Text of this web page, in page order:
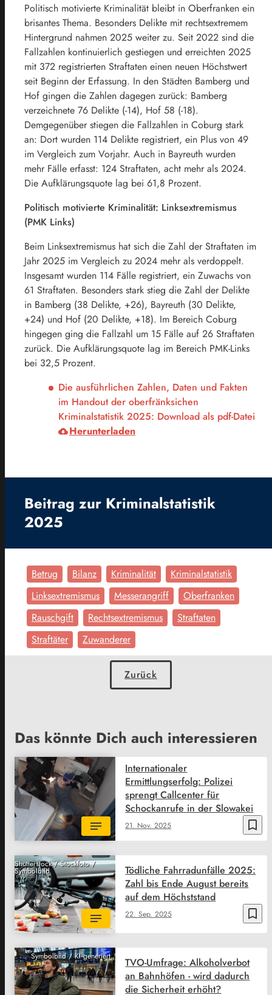
Politisch motivierte Kriminalität bleibt in Oberfranken ein
brisantes Thema. Besonders Delikte mit rechtsextremem
Hintergrund nahmen 2025 weiter zu. Seit 2022 sind die
Fallzahlen kontinuierlich gestiegen und erreichten 2025
mit 372 registrierten Straftaten einen neuen Höchstwert
seit Beginn der Erfassung. In den Städten Bamberg und
Hof gingen die Zahlen dagegen zurück: Bamberg
verzeichnete 76 Delikte (-14), Hof 58 (-18).
Demgegenüber stiegen die Fallzahlen in Coburg stark
an: Dort wurden 114 Delikte registriert, ein Plus von 49
im Vergleich zum Vorjahr. Auch in Bayreuth wurden
mehr Fälle erfasst: 124 Straftaten, acht mehr als 2024.
Die Aufklärungsquote lag bei 61,8 Prozent.
Politisch motivierte Kriminalität: Linksextremismus
(PMK Links)
Beim Linksextremismus hat sich die Zahl der Straftaten im
Jahr 2025 im Vergleich zu 2024 mehr als verdoppelt.
Insgesamt wurden 114 Fälle registriert, ein Zuwachs von
61 Straftaten. Besonders stark stieg die Zahl der Delikte
in Bamberg (38 Delikte, +26), Bayreuth (30 Delikte,
+24) und Hof (20 Delikte, +18). Im Bereich Coburg
hingegen ging die Fallzahl um 15 Fälle auf 26 Straftaten
zurück. Die Aufklärungsquote lag im Bereich PMK-Links
bei 32,5 Prozent.
Die ausführlichen Zahlen, Daten und Fakten
im Handout der oberfränksichen
Kriminalstatistik 2025: Download als pdf-Datei
Herunterladen
Beitrag zur Kriminalstatistik
2025
Betrug Bilanz Kriminalität
Kriminalstatistik
Linksextremismus
Messerangriff
Oberfranken
Rauschgift
Rechtsextremismus
Straftaten
Straftäter
Zuwanderer
Zurück
Das könnte Dich auch interessieren
bookmark_border
21. Nov. 2025
Internationaler
Ermittlungserfolg: Polizei
sprengt Callcenter für
Schockanrufe in der Slowakei
Shutterstock / Stockfoto /
Symbolbild
bookmark_border
22. Sep. 2025
Tödliche Fahrradunfälle 2025:
Zahl bis Ende August bereits
auf dem Höchststand
Symbolbild / KI generiert
TVO-Umfrage: Alkoholverbot
an Bahnhöfen - wird dadurch
die Sicherheit erhöht?